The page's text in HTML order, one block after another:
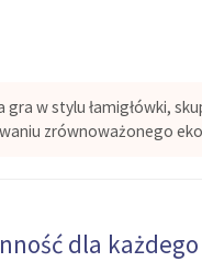
gra w stylu łamigłówki,
zrównoważonego
dla